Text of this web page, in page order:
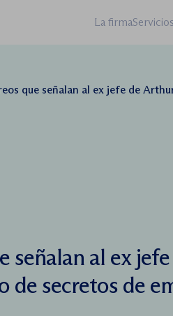
La firmaServicios
al ex jefe de Arthur D. Little en el robo de secretos de
señalan al ex
de secretos de